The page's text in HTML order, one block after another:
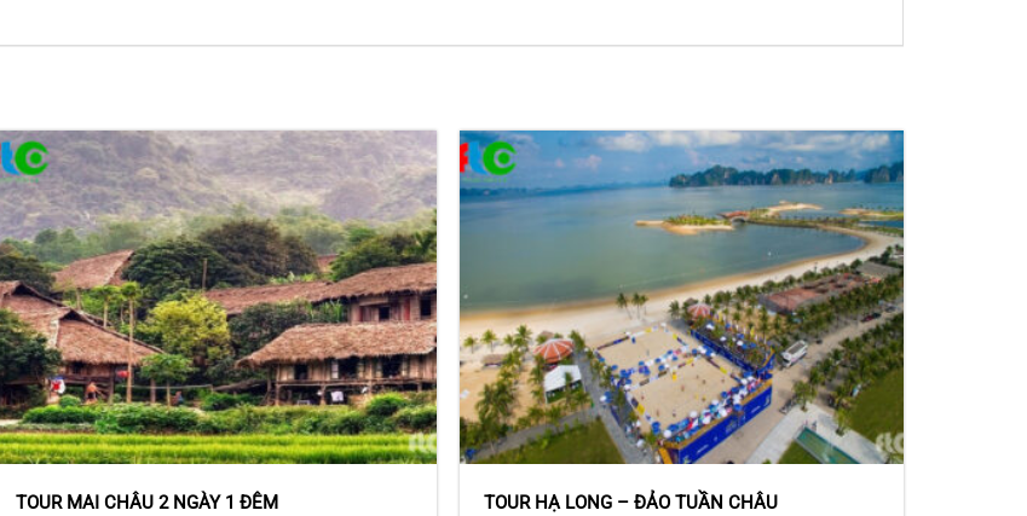
TOUR MAI CHÂU 2 NGÀY 1 ĐÊM TOUR HẠ LONG – ĐẢO TUẦN CHÂU